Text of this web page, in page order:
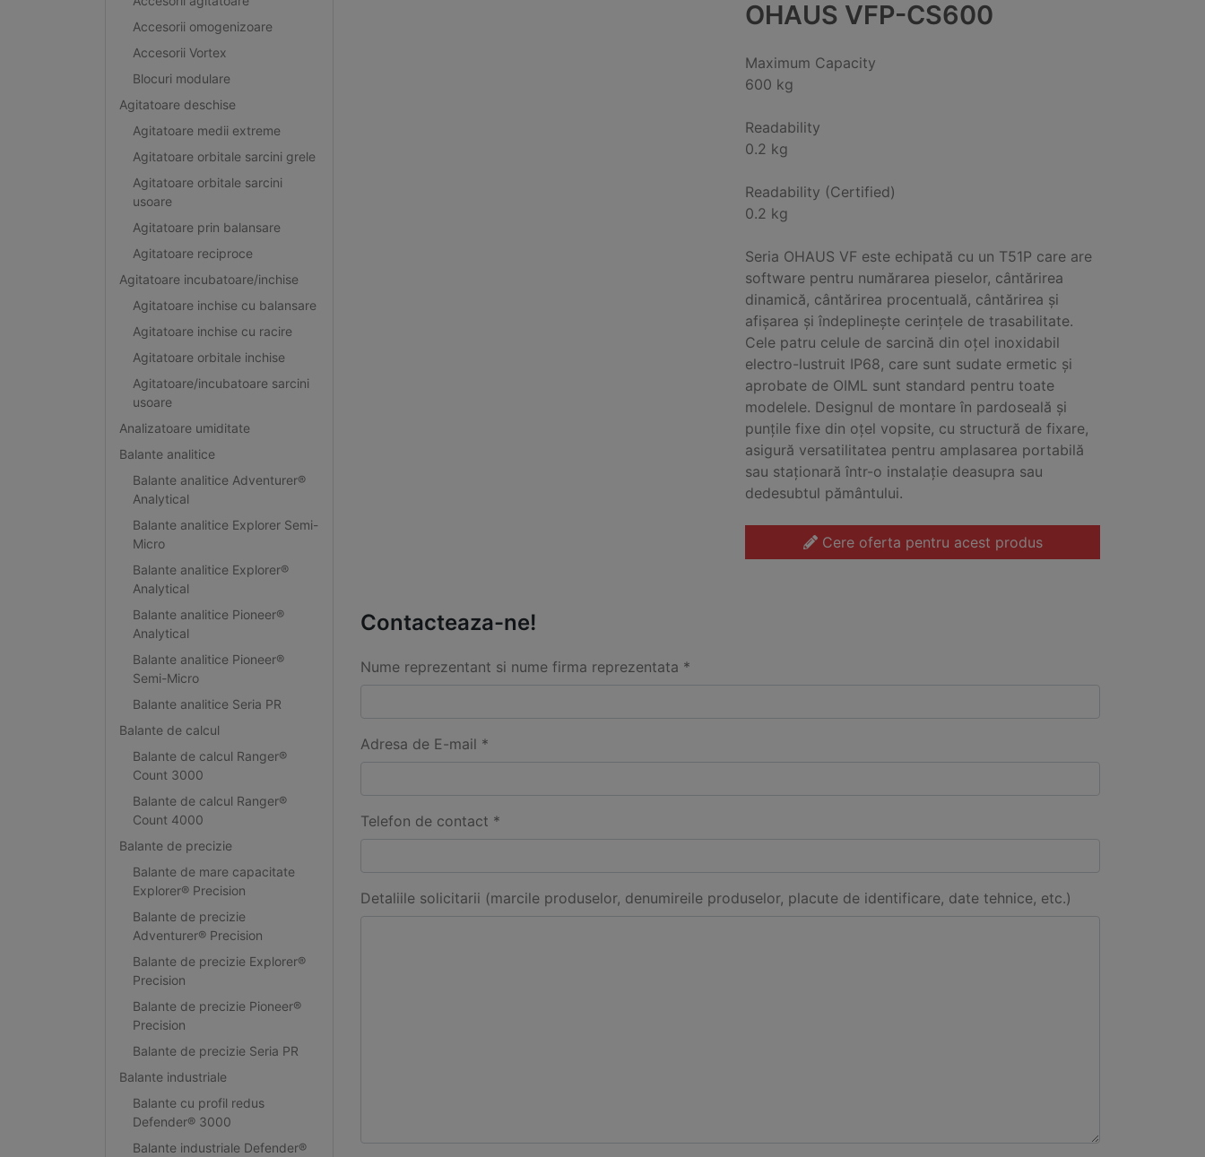
Accesorii omogenizoare
Accesorii Vortex
Blocuri modulare
Agitatoare deschise
Agitatoare medii extreme
Agitatoare orbitale sarcini grele
Agitatoare orbitale sarcini
usoare
Agitatoare prin balansare
Agitatoare reciproce
Agitatoare incubatoare/inchise
Agitatoare inchise cu balansare
Agitatoare inchise cu racire
Agitatoare orbitale inchise
Agitatoare/incubatoare sarcini
usoare
Analizatoare umiditate
Balante analitice
Balante analitice Adventurer®
Analytical
Balante analitice Explorer Semi-
Micro
Balante analitice Explorer®
Analytical
Balante analitice Pioneer®
Analytical
Balante analitice Pioneer®
Semi-Micro
Balante analitice Seria PR
Balante de calcul
Balante de calcul Ranger®
Count 3000
Balante de calcul Ranger®
Count 4000
Balante de precizie
Balante de mare capacitate
Explorer® Precision
Balante de precizie
Adventurer® Precision
Balante de precizie Explorer®
Precision
Balante de precizie Pioneer®
Precision
Balante de precizie Seria PR
Balante industriale
Balante cu profil redus
Defender® 3000
Balante industriale Defender®
OHAUS VFP-CS600
Maximum Capacity
600 kg
Readability
0.2 kg
Readability (Certified)
0.2 kg
Seria OHAUS VF este echipată cu un T51P care are
software pentru numărarea pieselor, cântărirea
dinamică, cântărirea procentuală, cântărirea și
afișarea și îndeplinește cerințele de trasabilitate.
Cele patru celule de sarcină din oțel inoxidabil
electro-lustruit IP68, care sunt sudate ermetic și
aprobate de OIML sunt standard pentru toate
modelele. Designul de montare în pardoseală și
punțile fixe din oțel vopsite, cu structură de fixare,
asigură versatilitatea pentru amplasarea portabilă
sau staționară într-o instalație deasupra sau
dedesubtul pământului.
Cere oferta pentru acest produs
Contacteaza-ne!
Nume reprezentant si nume firma reprezentata *
Adresa de E-mail *
Telefon de contact *
Detaliile solicitarii (marcile produselor, denumireile produselor, placute de identificare, date tehnice, etc.)